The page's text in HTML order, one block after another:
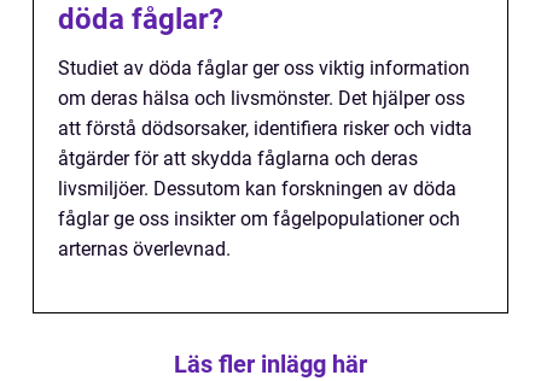
döda fåglar?
Studiet av döda fåglar ger oss viktig information
om deras hälsa och livsmönster. Det hjälper oss
att förstå dödsorsaker, identifiera risker och vidta
åtgärder för att skydda fåglarna och deras
livsmiljöer. Dessutom kan forskningen av döda
fåglar ge oss insikter om fågelpopulationer och
arternas överlevnad.
Läs fler inlägg här